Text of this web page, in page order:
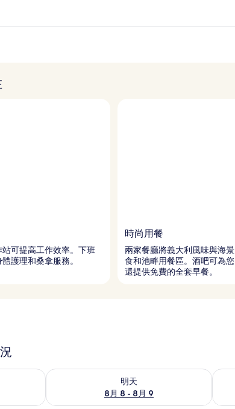
可提高工作效率。下班
護理和桑拿服務。
時尚用餐
兩家餐廳將義大利風味與海
食和池畔用餐區。酒吧可為
還提供免費的全套早餐。
情況
明天
8月 8 - 8月 9
查看明天 (8月 8 - 8月 9) 的供應情況 查看